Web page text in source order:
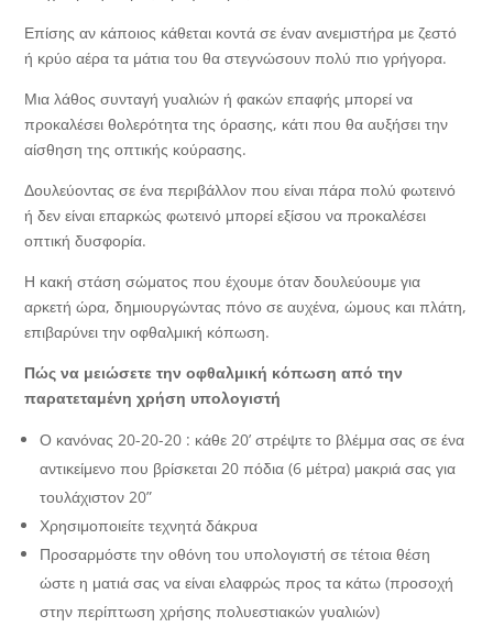
Επίσης αν κάποιος κάθεται κοντά σε έναν ανεμιστήρα με ζεστό
ή κρύο αέρα τα μάτια του θα στεγνώσουν πολύ πιο γρήγορα.
Μια λάθος συνταγή γυαλιών ή φακών επαφής μπορεί να
προκαλέσει θολερότητα της όρασης, κάτι που θα αυξήσει την
αίσθηση της οπτικής κούρασης.
Δουλεύοντας σε ένα περιβάλλον που είναι πάρα πολύ φωτεινό
ή δεν είναι επαρκώς φωτεινό μπορεί εξίσου να προκαλέσει
οπτική δυσφορία.
Η κακή στάση σώματος που έχουμε όταν δουλεύουμε για
αρκετή ώρα, δημιουργώντας πόνο σε αυχένα, ώμους και πλάτη,
επιβαρύνει την οφθαλμική κόπωση.
Πώς να μειώσετε την οφθαλμική κόπωση από την
παρατεταμένη χρήση υπολογιστή
Ο κανόνας 20-20-20 : κάθε 20’ στρέψτε το βλέμμα σας σε ένα
αντικείμενο που βρίσκεται 20 πόδια (6 μέτρα) μακριά σας για
τουλάχιστον 20”
Χρησιμοποιείτε τεχνητά δάκρυα
Προσαρμόστε την οθόνη του υπολογιστή σε τέτοια θέση
ώστε η ματιά σας να είναι ελαφρώς προς τα κάτω (προσοχή
στην περίπτωση χρήσης πολυεστιακών γυαλιών)